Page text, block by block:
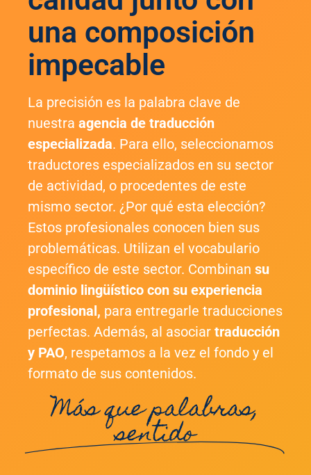
una composición
impecable
La precisión es la palabra clave de
nuestra agencia de traducción
especializada. Para ello, seleccionamos
traductores especializados en su sector
de actividad, o procedentes de este
mismo sector. ¿Por qué esta elección?
Estos profesionales conocen bien sus
problemáticas. Utilizan el vocabulario
específico de este sector. Combinan su
dominio lingüístico con su experiencia
profesional, para entregarle traducciones
perfectas. Además, al asociar traducción
y PAO, respetamos a la vez el fondo y el
formato de sus contenidos.
Más que palabras,
sentido